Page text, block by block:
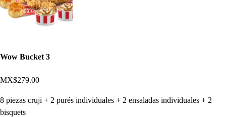
Wow Bucket 3
MX$279.00
8 piezas cruji + 2 purés individuales + 2 ensaladas individuales + 2
bisquets